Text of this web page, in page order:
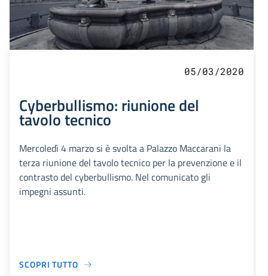
05/03/2020
Cyberbullismo: riunione del
tavolo tecnico
Mercoledì 4 marzo si è svolta a Palazzo Maccarani la
terza riunione del tavolo tecnico per la prevenzione e il
contrasto del cyberbullismo. Nel comunicato gli
impegni assunti.
SCOPRI TUTTO